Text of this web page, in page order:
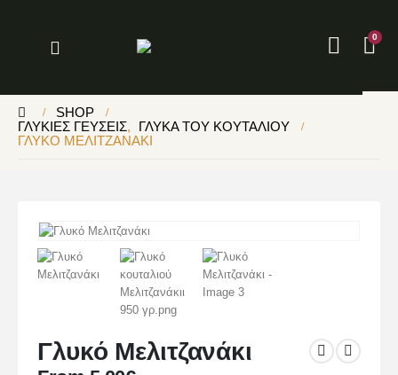
0
SHOP
ΓΛΥΚΙΈΣ ΓΕΎΣΕΙΣ,
ΓΛΥΚΆ ΤΟΥ ΚΟΥΤΑΛΙΟΎ
ΓΛΥΚΌ ΜΕΛΙΤΖΑΝΆΚΙ
Γλυκό Μελιτζανάκι